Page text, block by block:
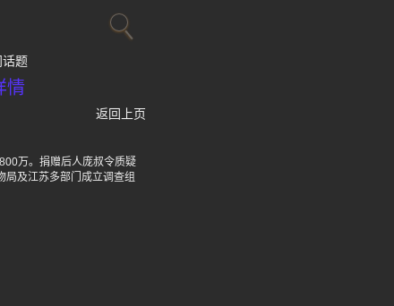
话题
情
返回上页
万。捐赠后人庞叔令质疑
局及江苏多部门成立调查组